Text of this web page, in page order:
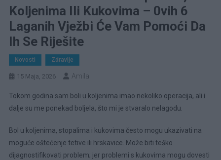
Koljenima Ili Kukovima – 0vih 6
Laganih Vježbi Će Vam Pomoći Da
Ih Se Riješite
Novosti Zdravlje
15 Maja, 2026 Amila
Tokom godina sam boli u koljenima imao nekoliko operacija, ali i
dalje su me ponekad boljela, što mi je stvaralo nelagodu.
Bol u koljenima, stopalima i kukovima često mogu ukazivati na
moguće oštećenje tetive ili hrskavice. Može biti teško
dijagnostifikovati problem; jer problemi s kukovima mogu dovesti